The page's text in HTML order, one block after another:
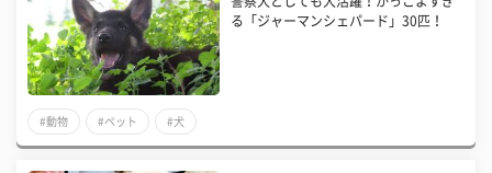
る「ジャーマンシェパード」30匹！
#動物 #ペット #犬